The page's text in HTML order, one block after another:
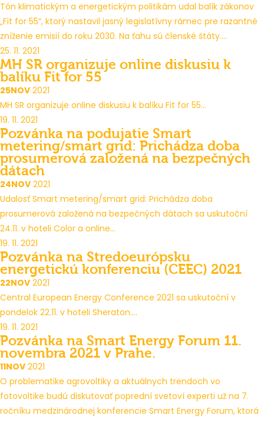
Tón klimatickým a energetickým politikám udal balík zákonov
„Fit for 55“, ktorý nastavil jasný legislatívny rámec pre razantné
zníženie emisií do roku 2030. Na ťahu sú členské štáty....
25. 11. 2021
MH SR organizuje online diskusiu k
balíku Fit for 55
25NOV 2021
MH SR organizuje online diskusiu k balíku Fit for 55...
19. 11. 2021
Pozvánka na podujatie Smart
metering/smart grid: Prichádza doba
prosumerová založená na bezpečných
dátach
24NOV 2021
Udalosť Smart metering/smart grid: Prichádza doba
prosumerová založená na bezpečných dátach sa uskutoční
24.11. v hoteli Color a online...
19. 11. 2021
Pozvánka na Stredoeurópsku
energetickú konferenciu (CEEC) 2021
22NOV 2021
Central European Energy Conference 2021 sa uskutoční v
pondelok 22.11. v hoteli Sheraton....
19. 11. 2021
Pozvánka na Smart Energy Forum 11.
novembra 2021 v Prahe.
11NOV 2021
O problematike agrovoltiky a aktuálnych trendoch vo
fotovoltike budú diskutovať poprední svetoví experti už na 7.
ročníku medzinárodnej konferencie Smart Energy Forum, ktorá